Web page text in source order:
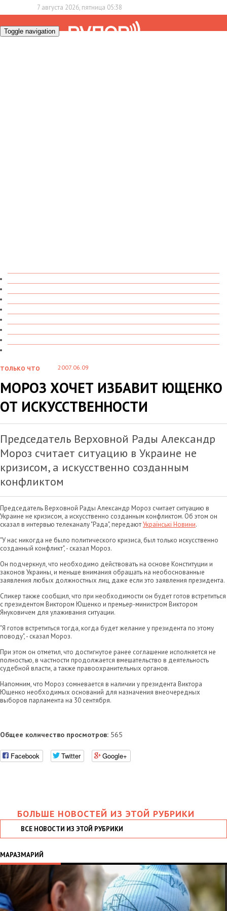
7 августа 2026, пятница 05:38
Toggle navigation
ТОЛЬКО ЧТО 2007.06.09
МОРОЗ ХОЧЕТ ИЗБАВИТ ЮЩЕНКО
ОТ ИСКУССТВЕННОСТИ
Председатель Верховной Рады Александр
Мороз считает ситуацию в Украине не
кризисом, а искусственно созданным
конфликтом
Председатель Верховной Рады Александр Мороз считает ситуацию в
Украине не кризисом, а искусственно созданным конфликтом. Об этом он
сказал в интервью телеканалу "Рада", передаютУкраїнські Новини.
"У нас никогда не было политического кризиса, был только искусственно
созданный конфликт", - сказал Мороз.
Он подчеркнул, что необходимо действовать на основе Конституции и
законов Украины, и меньше внимания обращать на необоснованные
заявления любых должностных лиц, даже если это заявления президента.
Спикер также сообщил, что при необходимости он будет готов встретиться
с президентом Виктором Ющенко и премьер-министром Виктором
Януковичем для улаживания ситуации.
"Я готов встретиться тогда, когда будет желание у президента по этому
поводу", - сказал Мороз.
При этом он отметил, что достигнутое ранее соглашение исполняется не
полностью, в частности продолжается вмешательство в деятельность
судебной власти, а также правоохранительных органов.
Напомним, что Мороз сомневается в наличии у президента Виктора
Ющенко необходимых оснований для назначения внеочередных
выборов парламента на 30 сентября.
Общее количество просмотров: 565
Facebook Twitter Google+
БОЛЬШЕ НОВОСТЕЙ ИЗ ЭТОЙ РУБРИКИ
ВСЕ НОВОСТИ ИЗ ЭТОЙ РУБРИКИ
МАРАЗМАРИЙ